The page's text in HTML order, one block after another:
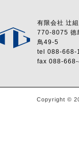
有限会社 辻組
770-8075 徳
鳥49-5
tel 088-668-
fax 088-668-
Copyright ©